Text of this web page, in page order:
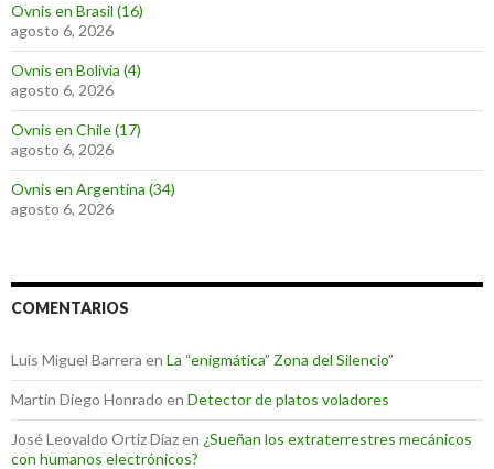
Ovnis en Brasil (16)
agosto 6, 2026
Ovnis en Bolivia (4)
agosto 6, 2026
Ovnis en Chile (17)
agosto 6, 2026
Ovnis en Argentina (34)
agosto 6, 2026
COMENTARIOS
Luis Miguel Barrera en La “enigmática” Zona del Silencio”
Martin Diego Honrado en Detector de platos voladores
José Leovaldo Ortiz Díazen ¿Sueñan los extraterrestres mecánicos
con humanos electrónicos?